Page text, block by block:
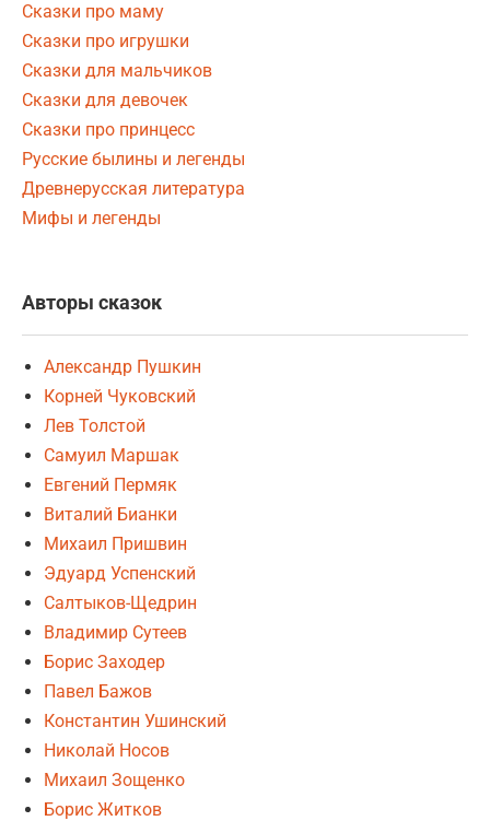
Сказки про маму
Сказки про игрушки
Сказки для мальчиков
Сказки для девочек
Сказки про принцесс
Русские былины и легенды
Древнерусская литература
Мифы и легенды
Авторы сказок
Александр Пушкин
Корней Чуковский
Лев Толстой
Самуил Маршак
Евгений Пермяк
Виталий Бианки
Михаил Пришвин
Эдуард Успенский
Салтыков-Щедрин
Владимир Сутеев
Борис Заходер
Павел Бажов
Константин Ушинский
Николай Носов
Михаил Зощенко
Борис Житков